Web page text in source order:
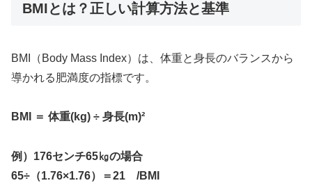
BMIとは？正しい計算方法と基準
BMI（Body Mass Index）は、体重と身長のバランスから
導かれる肥満度の指標です。
BMI ＝ 体重(kg) ÷ 身長(m)²
例）176センチ65㎏の場合
65÷（1.76×1.76）＝21 /BMI